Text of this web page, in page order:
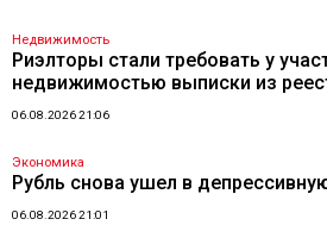
Недвижимость
Риэлторы стали требовать у
недвижимостью выписки из
06.08.2026 21:06
Экономика
Рубль снова ушел в
06.08.2026 21:01